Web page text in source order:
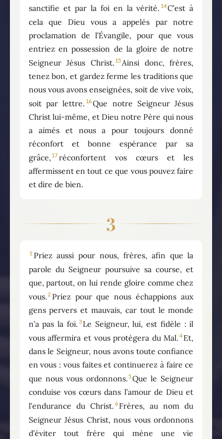
sanctifie et par la foi en la vérité. 14C’est à
cela que Dieu vous a appelés par notre
proclamation de l’Évangile, pour que vous
entriez en possession de la gloire de notre
Seigneur Jésus Christ. 15 Ainsi donc, frères,
tenez bon, et gardez ferme les traditions que
nous vous avons enseignées, soit de vive voix,
soit par lettre. 16Que notre Seigneur Jésus
Christ lui-même, et Dieu notre Père qui nous
a aimés et nous a pour toujours donné
réconfort et bonne espérance par sa
grâce, 17 réconfortent vos cœurs et les
affermissent en tout ce que vous pouvez faire
et dire de bien.
3
1 Priez aussi pour nous, frères, afin que la
parole du Seigneur poursuive sa course, et
que, partout, on lui rende gloire comme chez
vous.2 Priez pour que nous échappions aux
gens pervers et mauvais, car tout le monde
n’a pas la foi. 3 Le Seigneur, lui, est fidèle : il
vous affermira et vous protégera du Mal. 4 Et,
dans le Seigneur, nous avons toute confiance
en vous : vous faites et continuerez à faire ce
que nous vous ordonnons.5Que le Seigneur
conduise vos cœurs dans l’amour de Dieu et
l’endurance du Christ. 6 Frères, au nom du
Seigneur Jésus Christ, nous vous ordonnons
d’éviter tout frère qui mène une vie